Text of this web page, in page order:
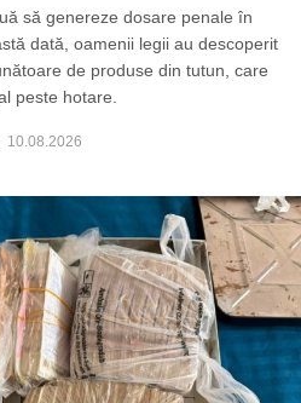
să genereze dosare penale în
dată, oamenii legii au descoperit
de produse din tutun, care
peste hotare.
10.08.2026